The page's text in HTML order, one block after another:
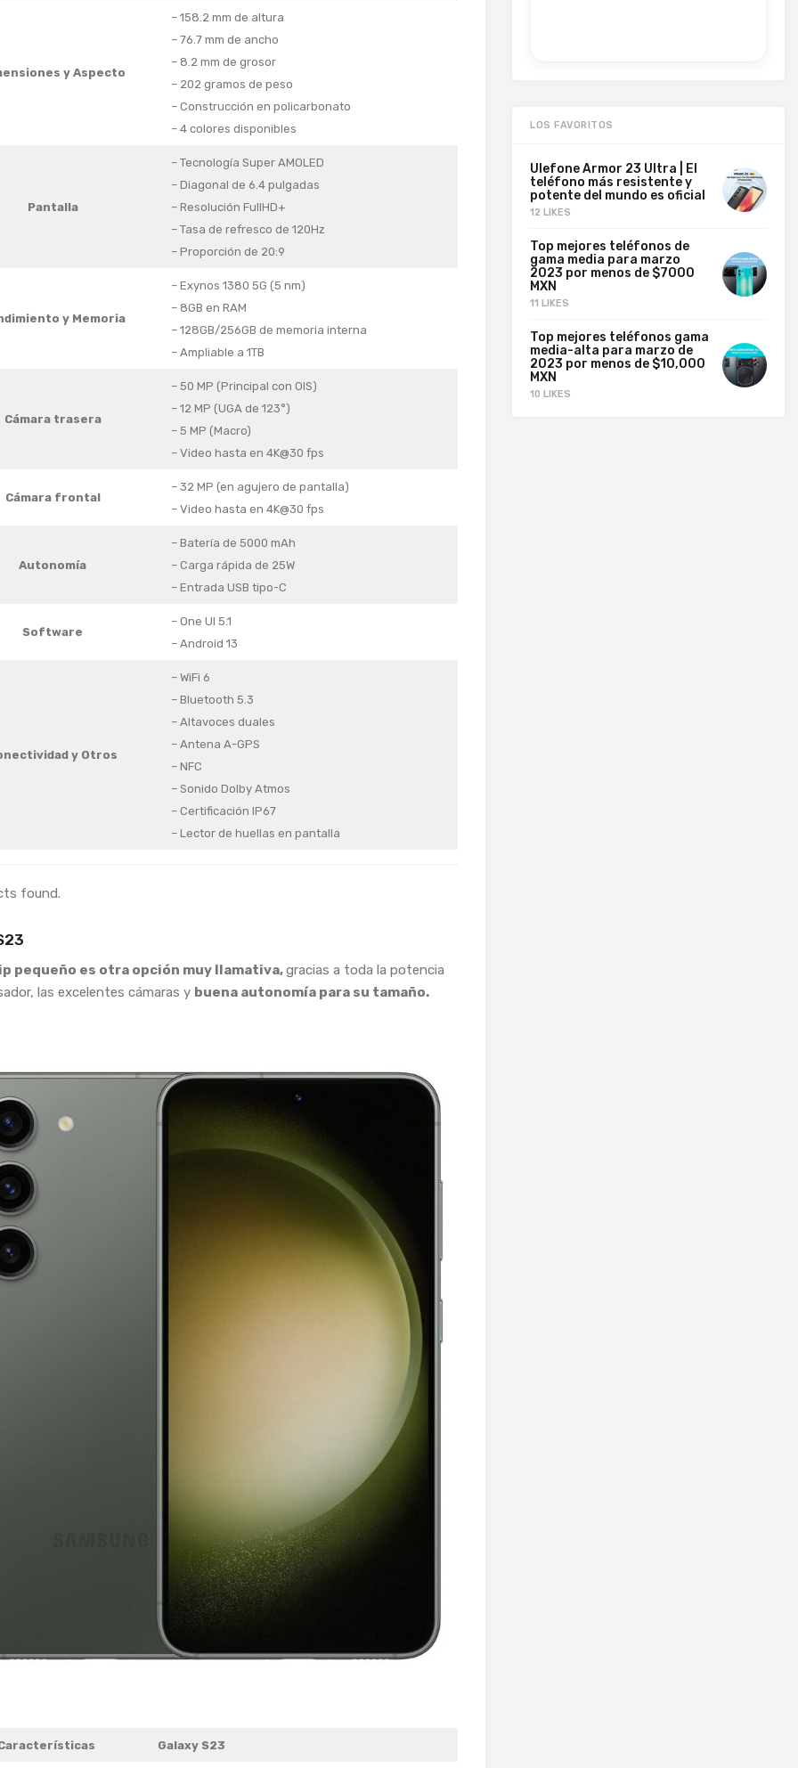
y Aspecto
– 158.2 mm de altura
– 76.7 mm de ancho
– 8.2 mm de grosor
– 202 gramos de peso
– Construcción en policarbonato
– 4 colores disponibles
Pantalla
– Tecnología Super AMOLED
– Diagonal de 6.4 pulgadas
– Resolución FullHD+
– Tasa de refresco de 120Hz
– Proporción de 20:9
y Memoria
– Exynos 1380 5G (5 nm)
– 8GB en RAM
– 128GB/256GB de memoria interna
– Ampliable a 1TB
Cámara trasera
– 50 MP (Principal con OIS)
– 12 MP (UGA de 123°)
– 5 MP (Macro)
– Video hasta en 4K@30 fps
Cámara frontal
– 32 MP (en agujero de pantalla)
– Video hasta en 4K@30 fps
Autonomía
– Batería de 5000 mAh
– Carga rápida de 25W
– Entrada USB tipo-C
Software
– One UI 5.1
– Android 13
y Otros
– WiFi 6
– Bluetooth 5.3
– Altavoces duales
– Antena A-GPS
– NFC
– Sonido Dolby Atmos
– Certificación IP67
– Lector de huellas en pantalla
found.
pequeño es otra opción muy llamativa,gracias a toda la potencia
las excelentes cámaras y buena autonomía para su tamaño.
Galaxy S23
LOS FAVORITOS
Ulefone Armor 23 Ultra | El
teléfono más resistente y
potente del mundo es oficial
12 LIKES
Top mejores teléfonos de
gama media para marzo
2023 por menos de $7000
MXN
11 LIKES
Top mejores teléfonos gama
media-alta para marzo de
2023 por menos de $10,000
MXN
10 LIKES